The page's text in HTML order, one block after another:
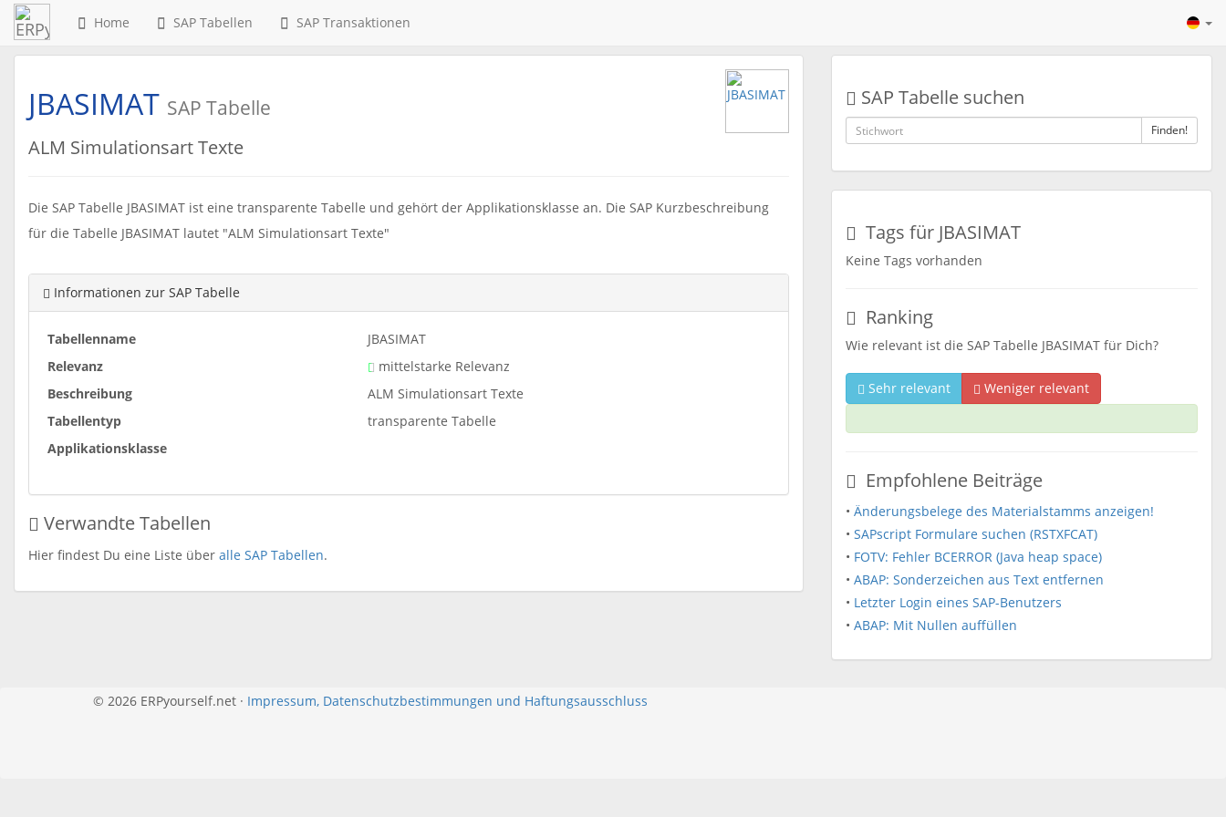
Home SAP Tabellen SAP Transaktionen
JBASIMAT SAP Tabelle
ALM Simulationsart Texte
Die SAP Tabelle JBASIMAT ist eine transparente Tabelle und gehört der Applikationsklasse an. Die SAP Kurzbeschreibung
für die Tabelle JBASIMAT lautet "ALM Simulationsart Texte"
Informationen zur SAP Tabelle
Tabellenname
JBASIMAT
Relevanz
mittelstarke Relevanz
Beschreibung
ALM Simulationsart Texte
Tabellentyp
transparente Tabelle
Applikationsklasse
Verwandte Tabellen
Hier findest Du eine Liste über alle SAP Tabellen.
SAP Tabelle suchen
Finden!
Tags für JBASIMAT
Keine Tags vorhanden
Ranking
Wie relevant ist die SAP Tabelle JBASIMAT für Dich?
Sehr relevant Weniger relevant
Empfohlene Beiträge
• Änderungsbelege des Materialstamms anzeigen!
• SAPscript Formulare suchen (RSTXFCAT)
• FOTV: Fehler BCERROR (Java heap space)
• ABAP: Sonderzeichen aus Text entfernen
• Letzter Login eines SAP-Benutzers
• ABAP: Mit Nullen auffüllen
© 2026 ERPyourself.net · Impressum, Datenschutzbestimmungen und Haftungsausschluss